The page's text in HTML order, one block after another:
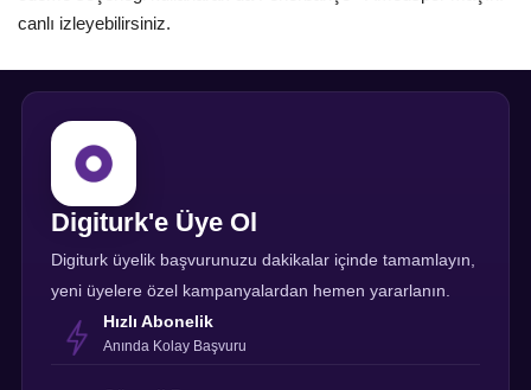
canlı izleyebilirsiniz.
Digiturk'e Üye Ol
Digiturk üyelik başvurunuzu dakikalar içinde tamamlayın,
yeni üyelere özel kampanyalardan hemen yararlanın.
Hızlı Abonelik
Anında Kolay Başvuru